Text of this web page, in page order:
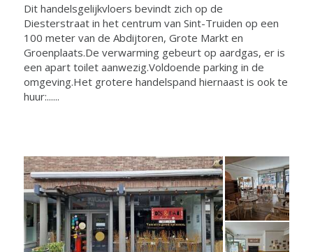
Dit handelsgelijkvloers bevindt zich op de
Diesterstraat in het centrum van Sint-Truiden op een
100 meter van de Abdijtoren, Grote Markt en
Groenplaats.De verwarming gebeurt op aardgas, er is
een apart toilet aanwezig.Voldoende parking in de
omgeving.Het grotere handelspand hiernaast is ook te
huur:......